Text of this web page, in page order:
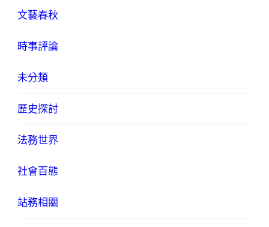
文藝春秋
時事評論
未分類
歷史探討
法務世界
社會百態
站務相關